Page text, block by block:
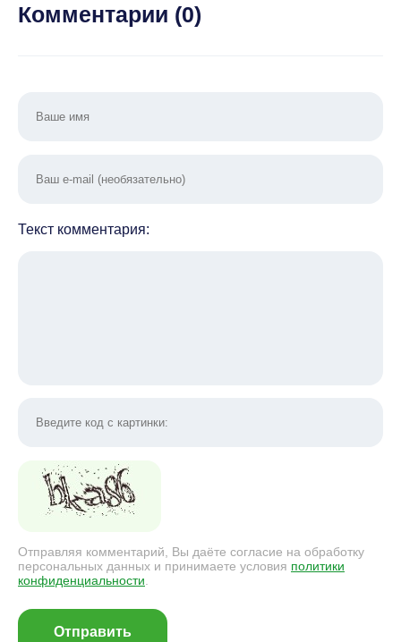
Комментарии (0)
Текст комментария:
Отправляя комментарий, Вы даёте согласие на обработку
персональных данных и принимаете условия политики
конфиденциальности.
Отправить